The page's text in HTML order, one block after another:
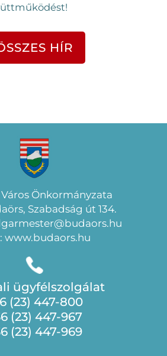
HÍR
Önkormányzata
Szabadság út 134.
www.budaors.hu
ügyfélszolgálat
(23) 447-800
(23) 447-967
(23) 447-969